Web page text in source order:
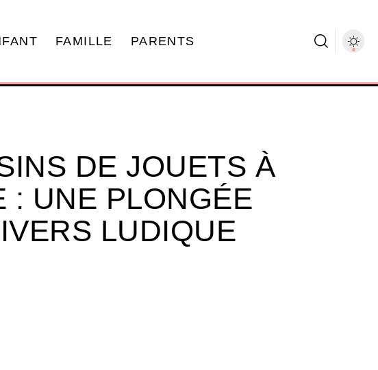
FAMILLE PARENTS
DE JOUETS À
: UNE PLONGÉE
LUDIQUE